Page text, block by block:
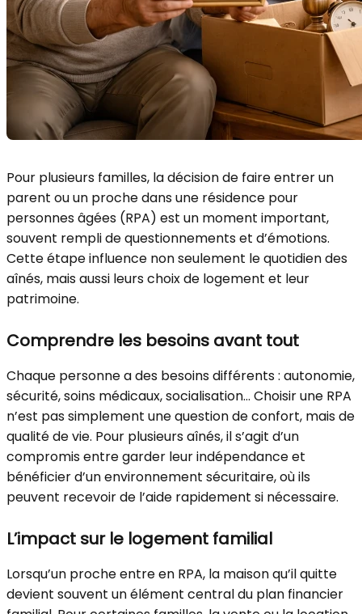
Pour plusieurs familles, la décision de faire entrer un
parent ou un proche dans une résidence pour
personnes âgées (RPA) est un moment important,
souvent rempli de questionnements et d’émotions.
Cette étape influence non seulement le quotidien des
aînés, mais aussi leurs choix de logement et leur
patrimoine.
Comprendre les besoins avant tout
Chaque personne a des besoins différents : autonomie,
sécurité, soins médicaux, socialisation… Choisir une RPA
n’est pas simplement une question de confort, mais de
qualité de vie. Pour plusieurs aînés, il s’agit d’un
compromis entre garder leur indépendance et
bénéficier d’un environnement sécuritaire, où ils
peuvent recevoir de l’aide rapidement si nécessaire.
L’impact sur le logement familial
Lorsqu’un proche entre en RPA, la maison qu’il quitte
devient souvent un élément central du plan financier